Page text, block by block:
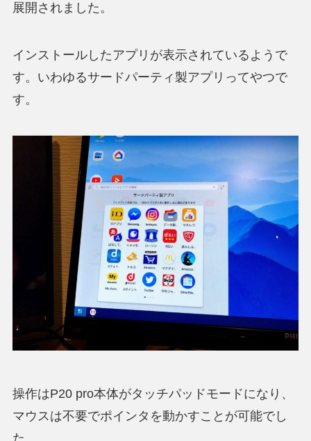
展開されました。
インストールしたアプリが表示されているようで
す。いわゆるサードパーティ製アプリってやつで
す。
操作はP20 pro本体がタッチパッドモードになり、
マウスは不要でポインタを動かすことが可能でし
た。